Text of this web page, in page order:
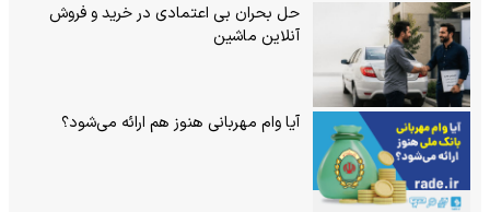
حل بحران بی‌ اعتمادی در خرید و فروش
آنلاین ماشین
آیا وام مهربانی هنوز هم ارائه می‌شود؟